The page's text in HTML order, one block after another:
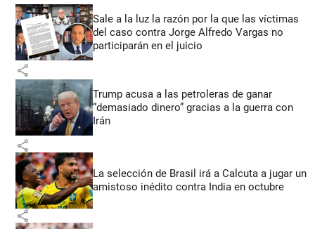
Sale a la luz la razón por la que las víctimas
del caso contra Jorge Alfredo Vargas no
participarán en el juicio
share
Trump acusa a las petroleras de ganar
“demasiado dinero” gracias a la guerra con
Irán
share
La selección de Brasil irá a Calcuta a jugar un
amistoso inédito contra India en octubre
share